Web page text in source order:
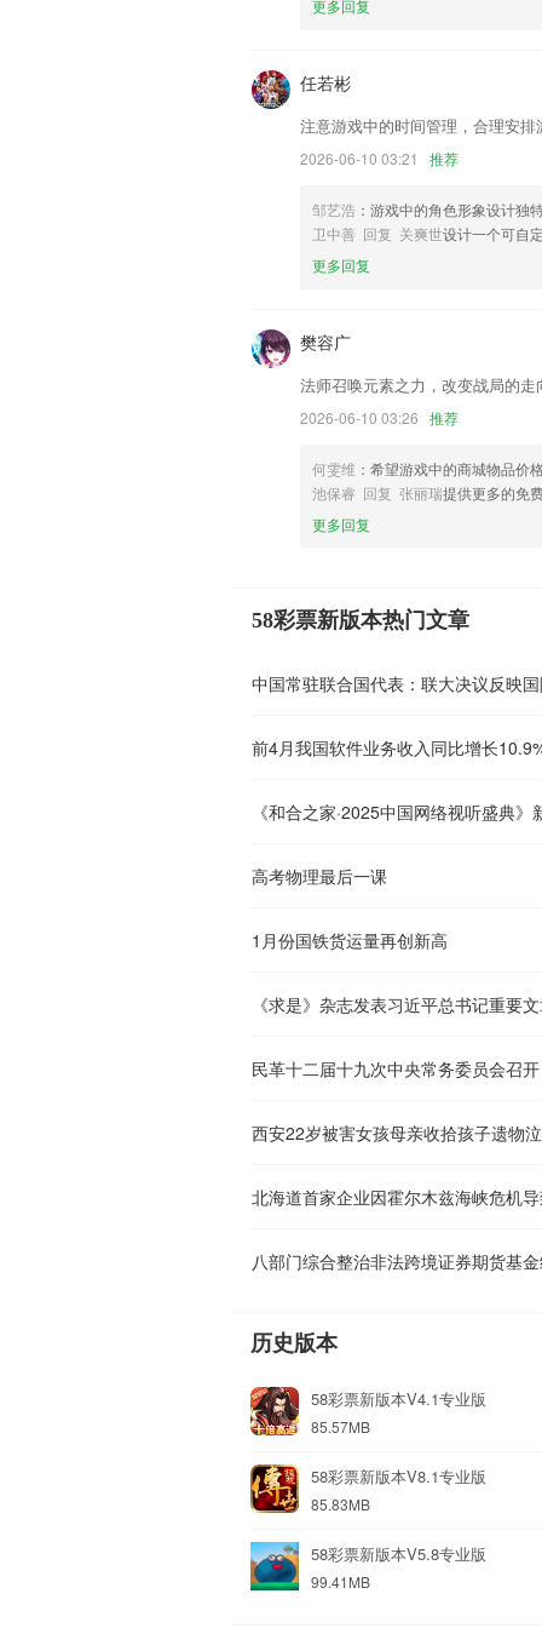
帮助我们更好的对产品进行优化修改。
更多回复
任若彬
注意游戏中的时间管理，合理安
2026-06-10 03:21 推荐
邹艺浩 ：游戏中的角色形象设计独
卫中善 回复 关爽世设计一个可自
更多回复
樊容广
法师召唤元素之力，改变战局的走
2026-06-10 03:26 推荐
何雯维 ：希望游戏中的商城物品价
池保睿 回复 张丽瑞提供更多的免
更多回复
58彩票新版本热门文章
前4月我国软件业务收入同比增长
《和合之家·2025中国网络视听盛典
高考物理最后一课
1月份国铁货运量再创新高
民革十二届十九次中央常务委员会召开
西安22岁被害女孩母亲收拾孩子遗物
北海道首家企业因霍尔木兹海峡危机
八部门综合整治非法跨境证券期货基
历史版本
58彩票新版本V4.1专业版
85.57MB
58彩票新版本V8.1专业版
85.83MB
58彩票新版本V5.8专业版
99.41MB